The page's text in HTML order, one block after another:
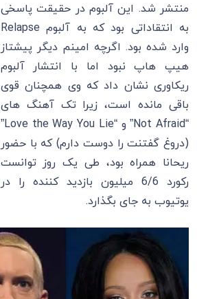
منتشر شد. این آلبوم در حقیقت پاسخی
به انتقاداتی بود که به آلبوم Relapse
وارد شده بود. اگرچه امینم دیگر پیشتاز
هیپ هاپ نبود اما با انتشار آلبوم
ریکاوری نشان داد که وی همچنان قوی
باقی مانده است، زیرا تک آهنگ های
“Not Afraid” و “Love the Way You Lie”
(دروغ گفتنت را دوست دارم) که با حضور
ریحانا همراه بود، طی یک روز توانست
رکورد 6/6 میلیون بازدید کننده را در
یوتیوب به جای بگذارد.